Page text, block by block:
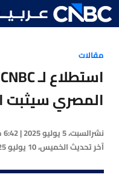
مقالات
المصري سيثبت
نشرالسبت، 5 يوليو 2025 | 6:42 مساءً
آخر تحديثالخميس، 10 يوليو 2025 | 11:59 صباحًا